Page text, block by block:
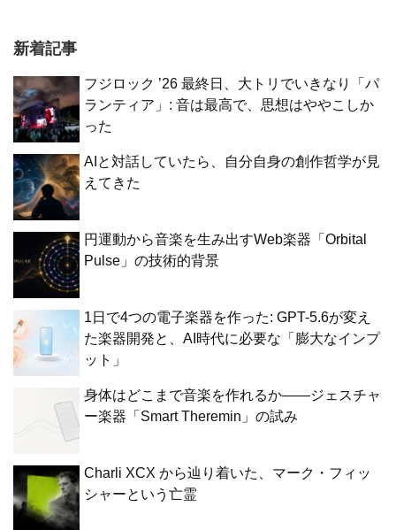
新着記事
フジロック ’26 最終日、大トリでいきなり「パ
ランティア」: 音は最高で、思想はややこしか
った
AIと対話していたら、自分自身の創作哲学が見
えてきた
円運動から音楽を生み出すWeb楽器「Orbital
Pulse」の技術的背景
1日で4つの電子楽器を作った: GPT-5.6が変え
た楽器開発と、AI時代に必要な「膨大なインプ
ット」
身体はどこまで音楽を作れるか——ジェスチャ
ー楽器「Smart Theremin」の試み
Charli XCX から辿り着いた、マーク・フィッ
シャーという亡霊